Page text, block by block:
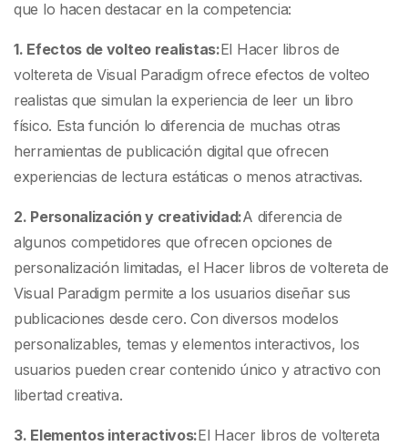
que lo hacen destacar en la competencia:
1. Efectos de volteo realistas:El Hacer libros de
voltereta de Visual Paradigm ofrece efectos de volteo
realistas que simulan la experiencia de leer un libro
físico. Esta función lo diferencia de muchas otras
herramientas de publicación digital que ofrecen
experiencias de lectura estáticas o menos atractivas.
2. Personalización y creatividad:A diferencia de
algunos competidores que ofrecen opciones de
personalización limitadas, el Hacer libros de voltereta de
Visual Paradigm permite a los usuarios diseñar sus
publicaciones desde cero. Con diversos modelos
personalizables, temas y elementos interactivos, los
usuarios pueden crear contenido único y atractivo con
libertad creativa.
3. Elementos interactivos:El Hacer libros de voltereta